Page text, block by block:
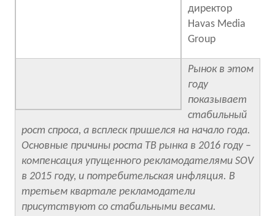
директор
Havas Media
Group
Рынок в этом
году
показывает
стабильный
рост спроса, а всплеск пришелся на начало года.
Основные причины роста ТВ рынка в 2016 году –
компенсация упущенного рекламодателями SOV
в 2015 году, и потребительская инфляция. В
третьем квартале рекламодатели
присутствуют со стабильными весами.